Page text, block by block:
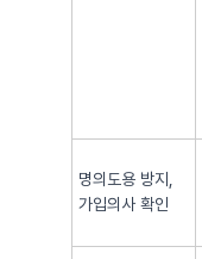
명의도용 방지,
가입의사 확인